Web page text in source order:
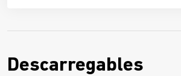
Descarregables